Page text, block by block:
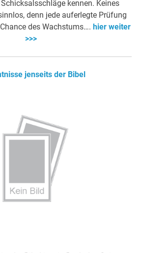
kennen. Keines
denn jede auferlegte Prüfung
des Wachstums…. hier weiter
>>>
jenseits der Bibel